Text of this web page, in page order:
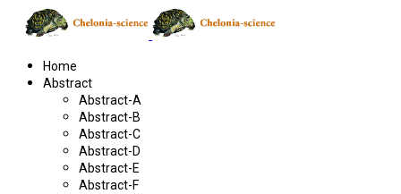
Home
Abstract
Abstract-A
Abstract-B
Abstract-C
Abstract-D
Abstract-E
Abstract-F